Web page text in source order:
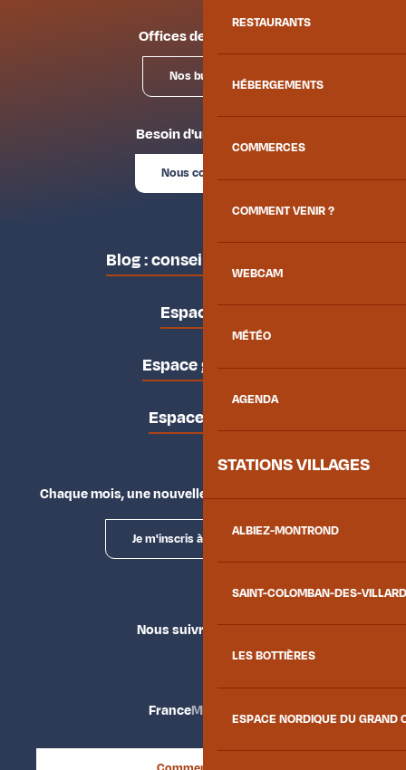
RESTAURANTS
HÉBERGEMENTS
COMMERCES
COMMENT VENIR ?
WEBCAM
MÉTÉO
AGENDA
STATIONS VILLAGES
ALBIEZ-MONTROND
SAINT-COLOMBAN-DES-
LES BOTTIÈRES
ESPACE NORDIQUE DU GRAND
Offices de tourisme
Nos bureaux
Besoin d'un conseil ?
Nous contacter
Blog : conseils des locaux
Espace pro
Espace groupes
Espace presse
Chaque mois, une nouvelle façon d'explorer la vallée.
Je m'inscris à la newsletter
Nous suivre
FranceMaurienne